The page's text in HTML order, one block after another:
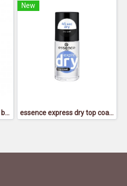
essence super strong 2in1 base & top coat - เอสเซนส์ซูเปอร์สตรอง2อิน1เบสแอนด์ท็อปโค้ท
New
essence express dry top coat - เอสเซนส์เอ็กซ์เพรสดรายท็อปโค้ท